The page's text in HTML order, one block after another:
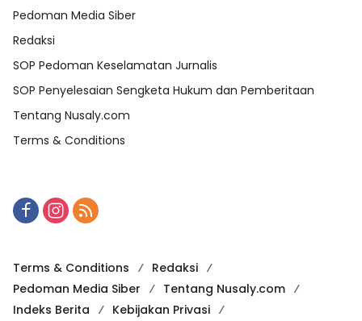
Pedoman Media Siber
Redaksi
SOP Pedoman Keselamatan Jurnalis
SOP Penyelesaian Sengketa Hukum dan Pemberitaan
Tentang Nusaly.com
Terms & Conditions
Terms & Conditions
Redaksi
Pedoman Media Siber
Tentang Nusaly.com
Indeks Berita
Kebijakan Privasi